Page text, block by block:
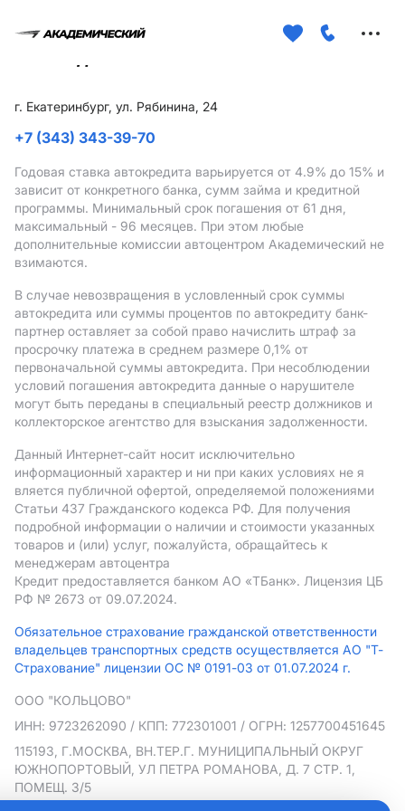
г. Екатеринбург, ул. Рябинина, 24
+7 (343) 343-39-70
Годовая ставка автокредита варьируется от 4.9% до 15% и
зависит от конкретного банка, сумм займа и кредитной
программы. Минимальный срок погашения от 61 дня,
максимальный - 96 месяцев. При этом любые
дополнительные комиссии автоцентром Академический не
взимаются.
В случае невозвращения в условленный срок суммы
автокредита или суммы процентов по автокредиту банк-
партнер оставляет за собой право начислить штраф за
просрочку платежа в среднем размере 0,1% от
первоначальной суммы автокредита. При несоблюдении
условий погашения автокредита данные о нарушителе
могут быть переданы в специальный реестр должников и
коллекторское агентство для взыскания задолженности.
Данный Интернет-сайт носит исключительно
информационный характер и ни при каких условиях не я
вляется публичной офертой, определяемой положениями
Статьи 437 Гражданского кодекса РФ. Для получения
подробной информации о наличии и стоимости указанных
товаров и (или) услуг, пожалуйста, обращайтесь к
менеджерам автоцентра
Кредит предоставляется банком АO «ТБанк». Лицензия ЦБ
РФ № 2673 от 09.07.2024.
Обязательное страхование гражданской ответственности
владельцев транспортных средств осуществляется АО "Т-
Страхование" лицензии ОС № 0191-03 от 01.07.2024 г.
ООО "КОЛЬЦОВО"
ИНН: 9723262090 / КПП: 772301001 / ОГРН: 1257700451645
115193, Г.МОСКВА, ВН.ТЕР.Г. МУНИЦИПАЛЬНЫЙ ОКРУГ
ЮЖНОПОРТОВЫЙ, УЛ ПЕТРА РОМАНОВА, Д. 7 СТР. 1,
ПОМЕЩ. 3/5